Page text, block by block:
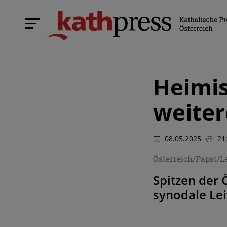
08.05.2025
Österreich/Papst/
Spitzen der
synodale